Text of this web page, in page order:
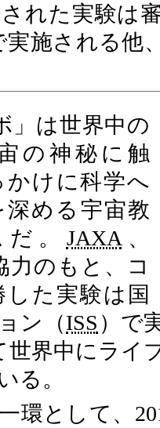
れた実験は
実施される他
」は世界中の
の神秘に触
けに科学へ
める宇宙教
。 JAXA 、
力のもと、コ
た実験は国
ン（ISS ）で
世界中にライ
る。
環として、